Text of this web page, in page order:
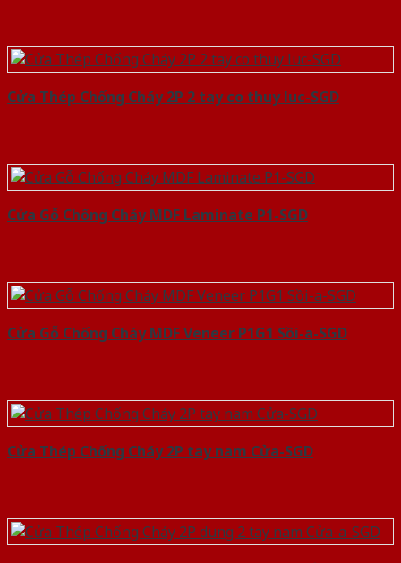
Cửa Thép Chống Cháy 2P 2 tay co thuy luc-SGD
Cửa Gỗ Chống Cháy MDF Laminate P1-SGD
Cửa Gỗ Chống Cháy MDF Veneer P1G1 Sồi-a-SGD
Cửa Thép Chống Cháy 2P tay nam Cửa-SGD